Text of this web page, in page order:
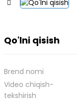
Qo'lni qisish
Brend nomi
Video chiqish-
tekshirish